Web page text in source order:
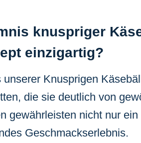
knuspriger
einzigartig?
unserer Knusprigen
die sie deutlich von
gewährleisten nicht nur
Geschmackserlebnis.